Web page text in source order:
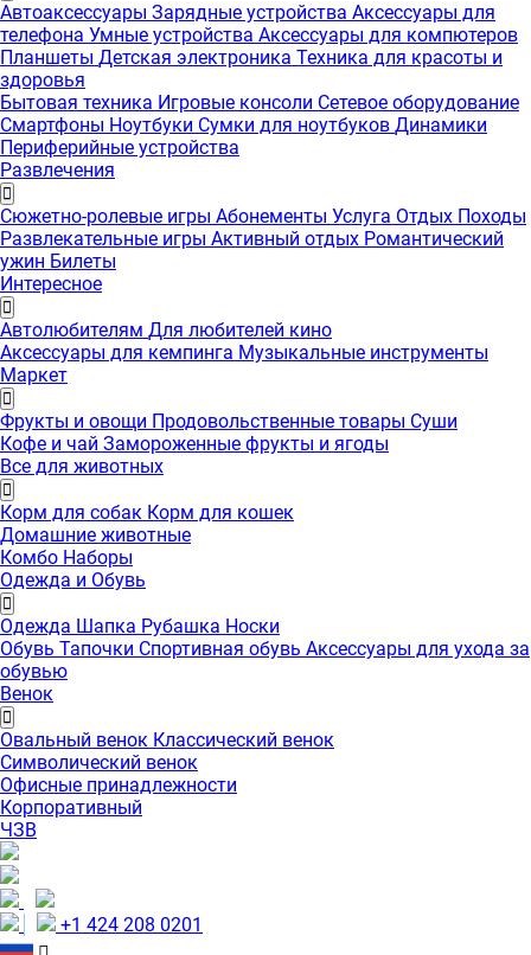
Автоаксессуары Зарядные устройства Аксессуары для
телефона Умные устройства Аксессуары для компютеров
Планшеты Детская электроника Техника для красоты и
здоровья
Бытовая техника Игровые консоли Сетевое оборудование
Смартфоны Ноутбуки Сумки для ноутбуков Динамики
Периферийные устройства
Развлечения
Сюжетно-ролевые игры Абонементы Услуга Отдых Походы
Развлекательные игры Активный отдых Романтический
ужин Билеты
Интересноe
Автолюбителям Для любителей кино
Аксессуары для кемпинга Музыкальные инструменты
Маркет
Фрукты и овощи Продовольственные товары Суши
Кофе и чай Замороженные фрукты и ягоды
Все для животных
Корм для собак Корм для кошек
Домашние животные
Комбо Наборы
Одежда и Обувь
Одежда Шапка Рубашка Носки
Обувь Тапочки Спортивная обувь Аксессуары для ухода за
обувью
Венок
Овальный венок Классический венок
Символический венок
Офисные принадлежности
Корпоративный
ЧЗВ
+1 424 208 0201